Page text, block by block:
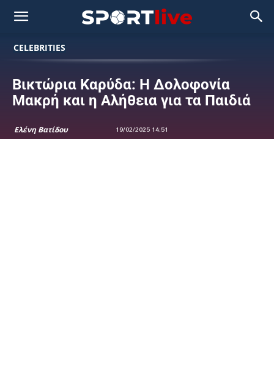
CELEBRITIES
Βικτώρια Καρύδα: Η Δολοφονία
Μακρή και η Αλήθεια για τα Παιδιά
Ελένη Βατίδου 19/02/2025 14:51